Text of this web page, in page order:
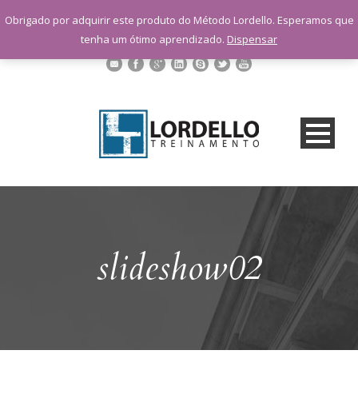
sac@lordellotreinamento.com.br
+55 11 9 1398-3091
slideshow02
Obrigado por adquirir este produto do Método Lordello. Esperamos que
tenha um ótimo aprendizado. Dispensar